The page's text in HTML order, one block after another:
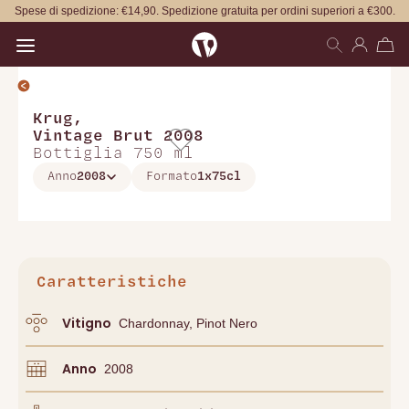
Spese di spedizione: €14,90. Spedizione gratuita per ordini superiori a €300.
Krug ,
Vintage Brut 2008
Bottiglia 750 ml
Anno2008 Formato1x75cl
Caratteristiche
Vitigno Chardonnay, Pinot Nero
Anno 2008